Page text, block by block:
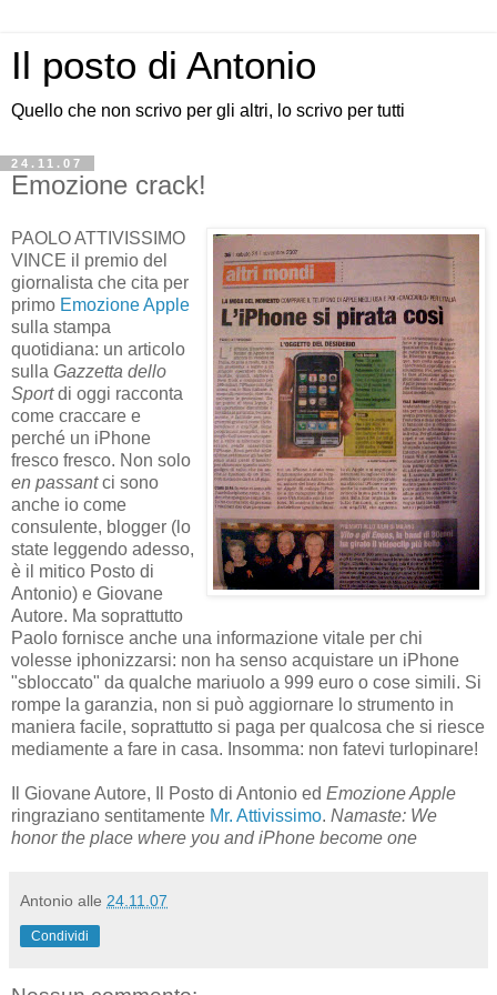
Il posto di Antonio
Quello che non scrivo per gli altri, lo scrivo per tutti
24.11.07
Emozione crack!
PAOLO ATTIVISSIMO
VINCE il premio del
giornalista che cita per
primo Emozione Apple
sulla stampa
quotidiana: un articolo
sulla Gazzetta dello
Sportdi oggi racconta
come craccare e
perché un iPhone
fresco fresco. Non solo
en passantci sono
anche io come
consulente, blogger (lo
state leggendo adesso,
è il mitico Posto di
Antonio) e Giovane
Autore. Ma soprattutto
Paolo fornisce anche una informazione vitale per chi
volesse iphonizzarsi: non ha senso acquistare un iPhone
"sbloccato" da qualche mariuolo a 999 euro o cose simili. Si
rompe la garanzia, non si può aggiornare lo strumento in
maniera facile, soprattutto si paga per qualcosa che si riesce
mediamente a fare in casa. Insomma: non fatevi turlopinare!
Il Giovane Autore, Il Posto di Antonio ed Emozione Apple
ringraziano sentitamente Mr. Attivissimo. Namaste: We
honor the place where you and iPhone become one
Antonio alle 24.11.07
Condividi